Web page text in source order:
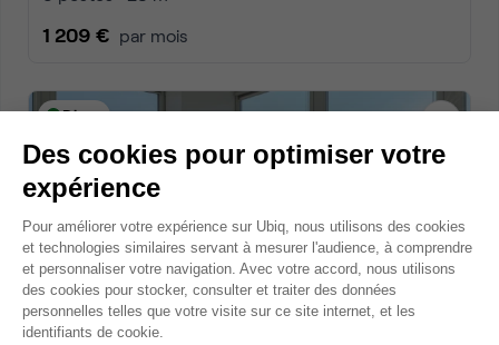
1 209 € par mois
Dispo
Allée Charles Pathé, Bourges
Des cookies pour optimiser votre
expérience
Plateforme de Gestion du
Pour améliorer votre expérience sur Ubiq, nous utilisons des cookies
et technologies similaires servant à mesurer l'audience, à comprendre
et personnaliser votre navigation. Avec votre accord, nous utilisons
des cookies pour stocker, consulter et traiter des données
personnelles telles que votre visite sur ce site internet, et les
identifiants de cookie.